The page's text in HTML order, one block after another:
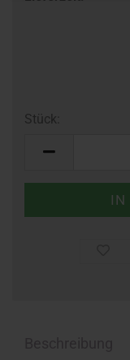
Rückstaus kann
Stück: